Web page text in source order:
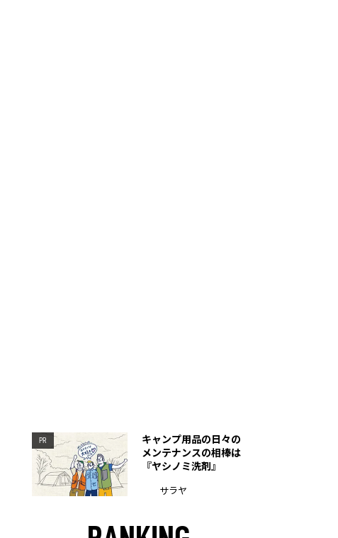
PR
キャンプ用品の日々の
メンテナンスの相棒は
『ヤシノミ洗剤』
サラヤ